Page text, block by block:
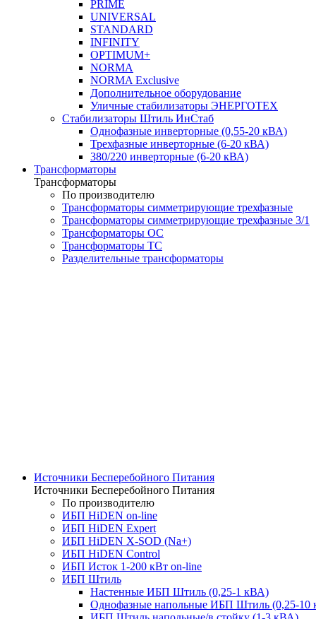
PRIME
UNIVERSAL
STANDARD
INFINITY
OPTIMUM+
NORMA
NORMA Exclusive
Дополнительное оборудование
Уличные стабилизаторы ЭНЕРГОТЕХ
Стабилизаторы Штиль ИнСтаб
Однофазные инверторные (0,55-20 кВА)
Трехфазные инверторные (6-20 кВА)
380/220 инверторные (6-20 кВА)
Трансформаторы
Трансформаторы
По производителю
Трансформаторы симметрирующие трехфазные
Трансформаторы симметрирующие трехфазные 3/1
Трансформаторы ОС
Трансформаторы ТС
Разделительные трансформаторы
Источники Бесперебойного Питания
Источники Бесперебойного Питания
По производителю
ИБП HiDEN on-line
ИБП HiDEN Expert
ИБП HiDEN X-SOD (Na+)
ИБП HiDEN Control
ИБП Исток 1-200 кВт on-line
ИБП Штиль
Настенные ИБП Штиль (0,25-1 кВА)
Однофазные напольные ИБП Штиль (0,25-10